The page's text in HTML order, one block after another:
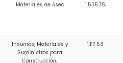
Materiales de Aseo 1,535.75
Insumos, Materiales y
Suministros para
Construcción,
1,117.53